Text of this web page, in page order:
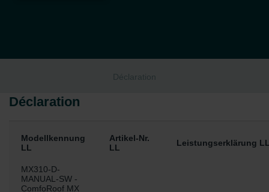
Déclaration
Déclaration
Modellkennung
LL
Artikel-Nr.
LL
Leistungserklärung
MX310-D-
MANUAL-SW -
ComfoRoof MX